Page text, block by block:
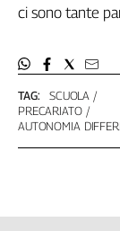
TAG:
SCUOLA
PRECARIATO
AUTONOMIA
ci sono tante